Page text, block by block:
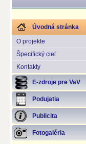
Úvodná stránka
O projekte
Špecifický cieľ
Kontakty
E-zdroje pre VaV
Podujatia
Publicita
Fotogaléria